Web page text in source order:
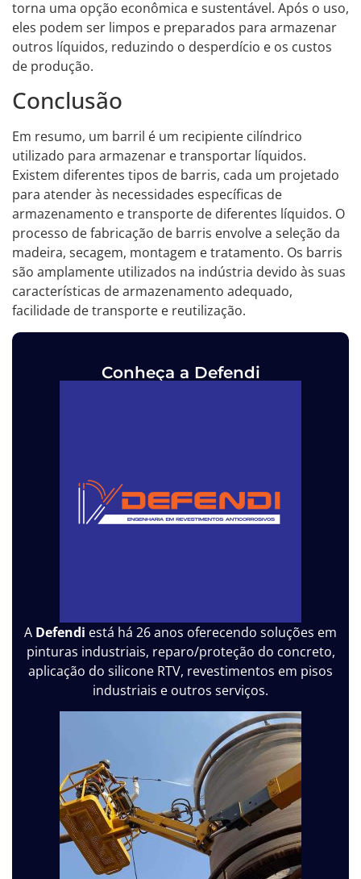
torna uma opção econômica e sustentável. Após o uso,
eles podem ser limpos e preparados para armazenar
outros líquidos, reduzindo o desperdício e os custos
de produção.
Conclusão
Em resumo, um barril é um recipiente cilíndrico
utilizado para armazenar e transportar líquidos.
Existem diferentes tipos de barris, cada um projetado
para atender às necessidades específicas de
armazenamento e transporte de diferentes líquidos. O
processo de fabricação de barris envolve a seleção da
madeira, secagem, montagem e tratamento. Os barris
são amplamente utilizados na indústria devido às suas
características de armazenamento adequado,
facilidade de transporte e reutilização.
Conheça a Defendi
A Defendi está há 26 anos oferecendo soluções em
pinturas industriais, reparo/proteção do concreto,
aplicação do silicone RTV, revestimentos em pisos
industriais e outros serviços.